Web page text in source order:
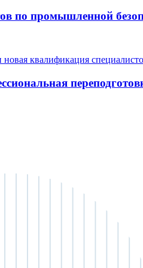
по промышленной